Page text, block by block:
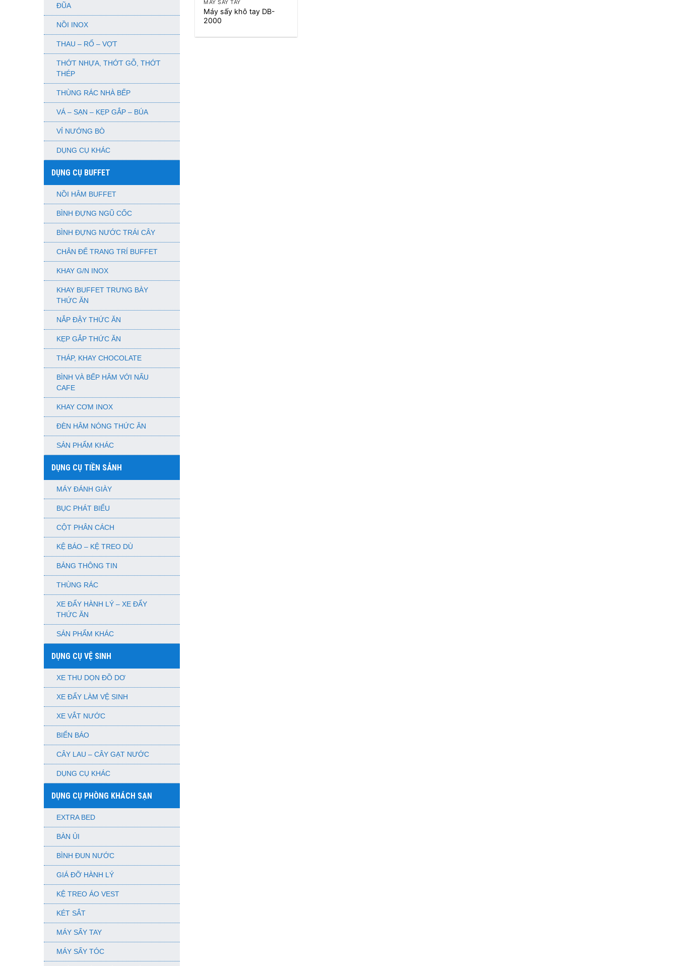
ĐŨA
NỒI INOX
THAU – RỔ – VỢT
THỚT NHỰA, THỚT GỖ, THỚT
THÉP
THÙNG RÁC NHÀ BẾP
VÁ – SẠN – KẸP GẮP – BÚA
VỈ NƯỚNG BÒ
DỤNG CỤ KHÁC
DỤNG CỤ BUFFET
NỒI HÂM BUFFET
BÌNH ĐỰNG NGŨ CỐC
BÌNH ĐỰNG NƯỚC TRÁI CÂY
CHÂN ĐẾ TRANG TRÍ BUFFET
KHAY G/N INOX
KHAY BUFFET TRƯNG BÀY
THỨC ĂN
NẮP ĐẬY THỨC ĂN
KẸP GẮP THỨC ĂN
THÁP, KHAY CHOCOLATE
BÌNH VÀ BẾP HÂM VỚI NẤU
CAFE
KHAY CƠM INOX
ĐÈN HÂM NÓNG THỨC ĂN
SẢN PHẨM KHÁC
DỤNG CỤ TIỀN SẢNH
MÁY ĐÁNH GIÀY
BỤC PHÁT BIỂU
CỘT PHÂN CÁCH
KỆ BÁO – KỆ TREO DÙ
BẢNG THÔNG TIN
THÙNG RÁC
XE ĐẨY HÀNH LÝ – XE ĐẨY
THỨC ĂN
SẢN PHẨM KHÁC
DỤNG CỤ VỆ SINH
XE THU DỌN ĐỒ DƠ
XE ĐẨY LÀM VỆ SINH
XE VẮT NƯỚC
BIỂN BÁO
CÂY LAU – CÂY GẠT NƯỚC
DỤNG CỤ KHÁC
DỤNG CỤ PHÒNG KHÁCH SẠN
EXTRA BED
BÀN ỦI
BÌNH ĐUN NƯỚC
GIÁ ĐỠ HÀNH LÝ
KỆ TREO ÁO VEST
KÉT SẮT
MÁY SẤY TAY
MÁY SẤY TÓC
MÁY SẤY TAY
Máy sấy khô tay DB-
2000